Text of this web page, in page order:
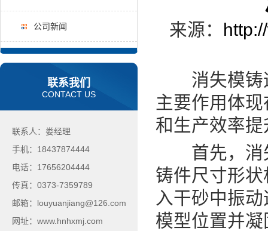
公司新闻
联系我们
CONTACT US
联系人：娄经理
手机：18437874444
电话：17656204444
传真：0373-7359789
邮箱：louyuanjiang@126.com
网址：www.hnhxmj.com
来源：
消失模铸造
主要作用体
和生产效率提
首先，消失
铸件尺寸形
入干砂中振
模型位置并